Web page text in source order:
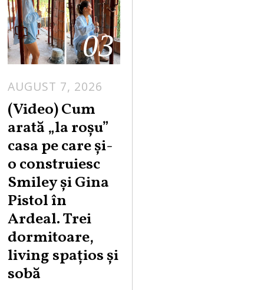
03
AUGUST 7, 2026
(Video) Cum
arată „la roşu”
casa pe care şi-
o construiesc
Smiley şi Gina
Pistol în
Ardeal. Trei
dormitoare,
living spațios și
sobă